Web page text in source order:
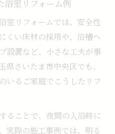
浴室リフォーム例
室リフォームでは、安全性
くい床材の採用や、浴槽へ
設置など、小さな工夫が事
さいたま市中央区でも、
いるご家庭でこうしたリフ
ることで、夜間の入浴時に
実際の施工事例では、明る